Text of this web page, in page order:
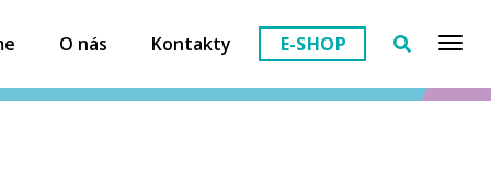
O nás Kontakty E-SHOP